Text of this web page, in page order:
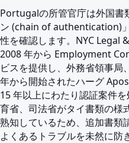
Portugalの所管官庁は外国書
ン (chain of authentication)
性を確認します。NYC Legal
2008 年から Employment
ビスを提供し、外務省領事
年から開始されたハーグ
15 年以上にわたり認証案件
育省、司法省がタイ書類の様
熟知しているため、追加書類
よくあるトラブルを未然に防